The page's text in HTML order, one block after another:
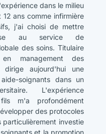
dans le milieu
12 ans comme infirmière
j'ai choisi de mettre
au service de
des soins. Titulaire
management des
aujourd'hui une
soignants dans un
L'expérience
m'a profondément
des protocoles
investie
et la promotion